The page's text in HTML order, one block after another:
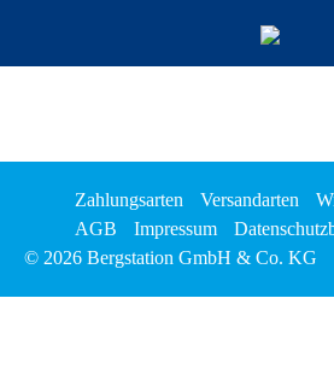
Zahlungsarten Versandarten
AGB
Impressum
© 2026 Bergstation GmbH & Co. KG